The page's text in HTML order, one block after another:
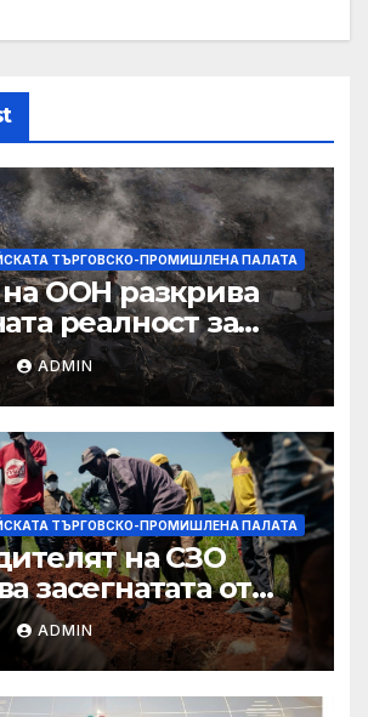
ТЪРГОВСКО-ПРОМИШЛЕНА ПАЛАТА
ООН разкрива
реалност за
в Газа,
бряг
ADMIN
ТЪРГОВСКО-ПРОМИШЛЕНА ПАЛАТА
на СЗО
засегнатата от
след като
се разпространява
ADMIN